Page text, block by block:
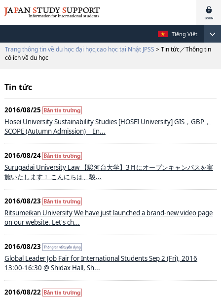
Tiếng Việt
Trang thông tin về du học đại học,cao học tại Nhật JPSS > Tin tức／Thông tin
có ích về du học
Tin tức
2016/08/25
Hosei University Sustainability Studies [HOSEI University] GIS，GBP，
SCOPE (Autumn Admission) En...
2016/08/24
Surugadai University Law 【駿河台大学】3月にオープンキャンパスを実
施いたします！ こんにちは、駿...
2016/08/23
Ritsumeikan University We have just launched a brand-new video page
on our website. Let's ch...
2016/08/23
Global Leader Job Fair for International Students Sep 2 (Fri), 2016
13:00-16:30 @ Shidax Hall, Sh...
2016/08/22